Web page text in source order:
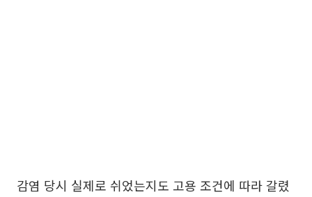
감염 당시 실제로 쉬었는지도 고용 조건에 따라 갈렸